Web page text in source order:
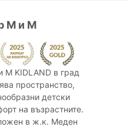
М и М
М KIDLAND в град
пространство,
детски
на възрастните.
в ж.к. Меден